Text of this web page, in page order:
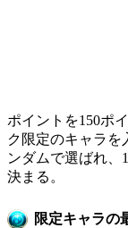
ポイントを150ポ
ク限定のキャラを
ンダムで選ばれ、
決まる。
限定キャラの